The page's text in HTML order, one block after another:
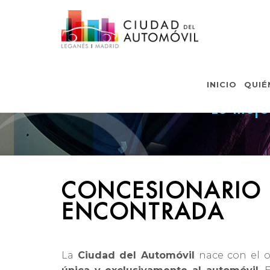
INICIO
Lo
ENCONTRADA
La Ciudad del Automóvil nace con el